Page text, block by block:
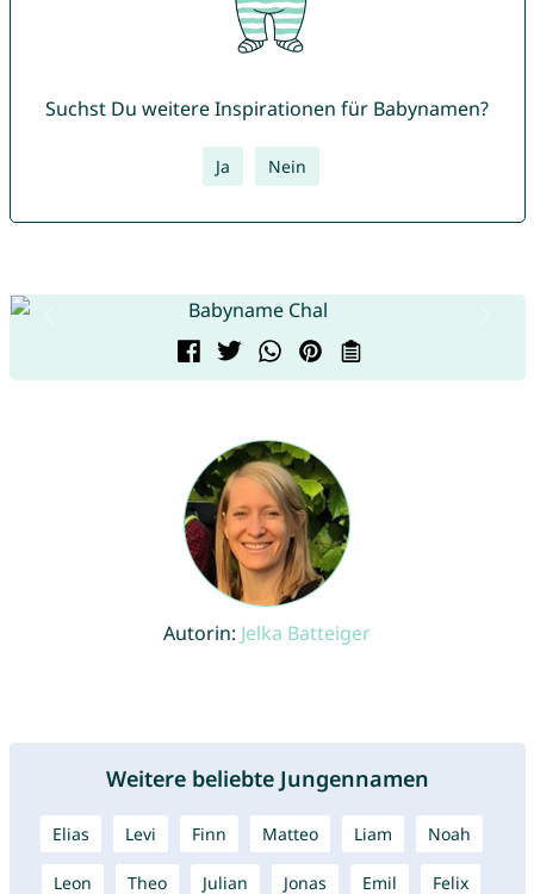
Suchst Du weitere Inspirationen für Babynamen?
Ja Nein
Autorin: Jelka Batteiger
Weitere beliebte Jungennamen
Elias Levi Finn Matteo Liam Noah
Leon Theo Julian Jonas Emil Felix